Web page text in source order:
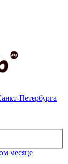
Петербурга
месяце